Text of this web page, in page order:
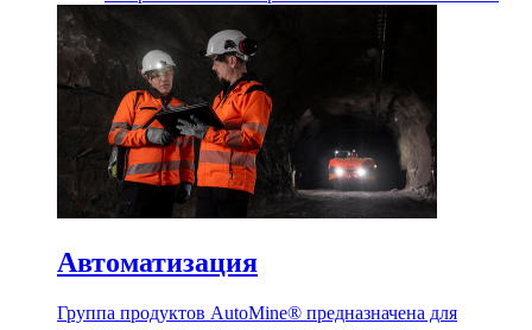
Автоматизация
Группа продуктов AutoMine® предназначена для